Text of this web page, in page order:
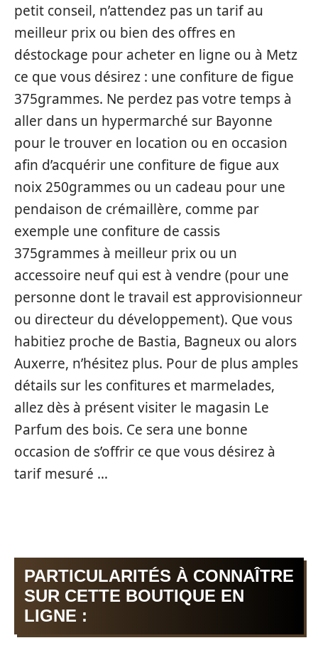
petit conseil, n’attendez pas un tarif au
meilleur prix ou bien des offres en
déstockage pour acheter en ligne ou à Metz
ce que vous désirez : une confiture de figue
375grammes. Ne perdez pas votre temps à
aller dans un hypermarché sur Bayonne
pour le trouver en location ou en occasion
afin d’acquérir une confiture de figue aux
noix 250grammes ou un cadeau pour une
pendaison de crémaillère, comme par
exemple une confiture de cassis
375grammes à meilleur prix ou un
accessoire neuf qui est à vendre (pour une
personne dont le travail est approvisionneur
ou directeur du développement). Que vous
habitiez proche de Bastia, Bagneux ou alors
Auxerre, n’hésitez plus. Pour de plus amples
détails sur les confitures et marmelades,
allez dès à présent visiter le magasin Le
Parfum des bois. Ce sera une bonne
occasion de s’offrir ce que vous désirez à
tarif mesuré …
PARTICULARITÉS À CONNAÎTRE
SUR CETTE BOUTIQUE EN
LIGNE :